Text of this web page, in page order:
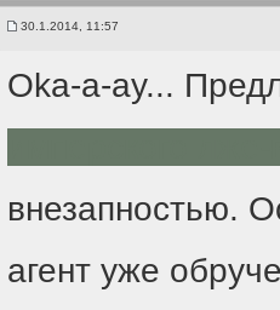
30.1.2014, 11:57
Oka-a-ay...
внезапностью.
агент уже